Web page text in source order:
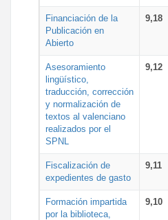
Financiación de la
Publicación en
Abierto
9,18
Asesoramiento
lingüístico,
traducción, corrección
y normalización de
textos al valenciano
realizados por el
SPNL
9,12
Fiscalización de
expedientes de gasto
9,11
Formación impartida
por la biblioteca,
9,10